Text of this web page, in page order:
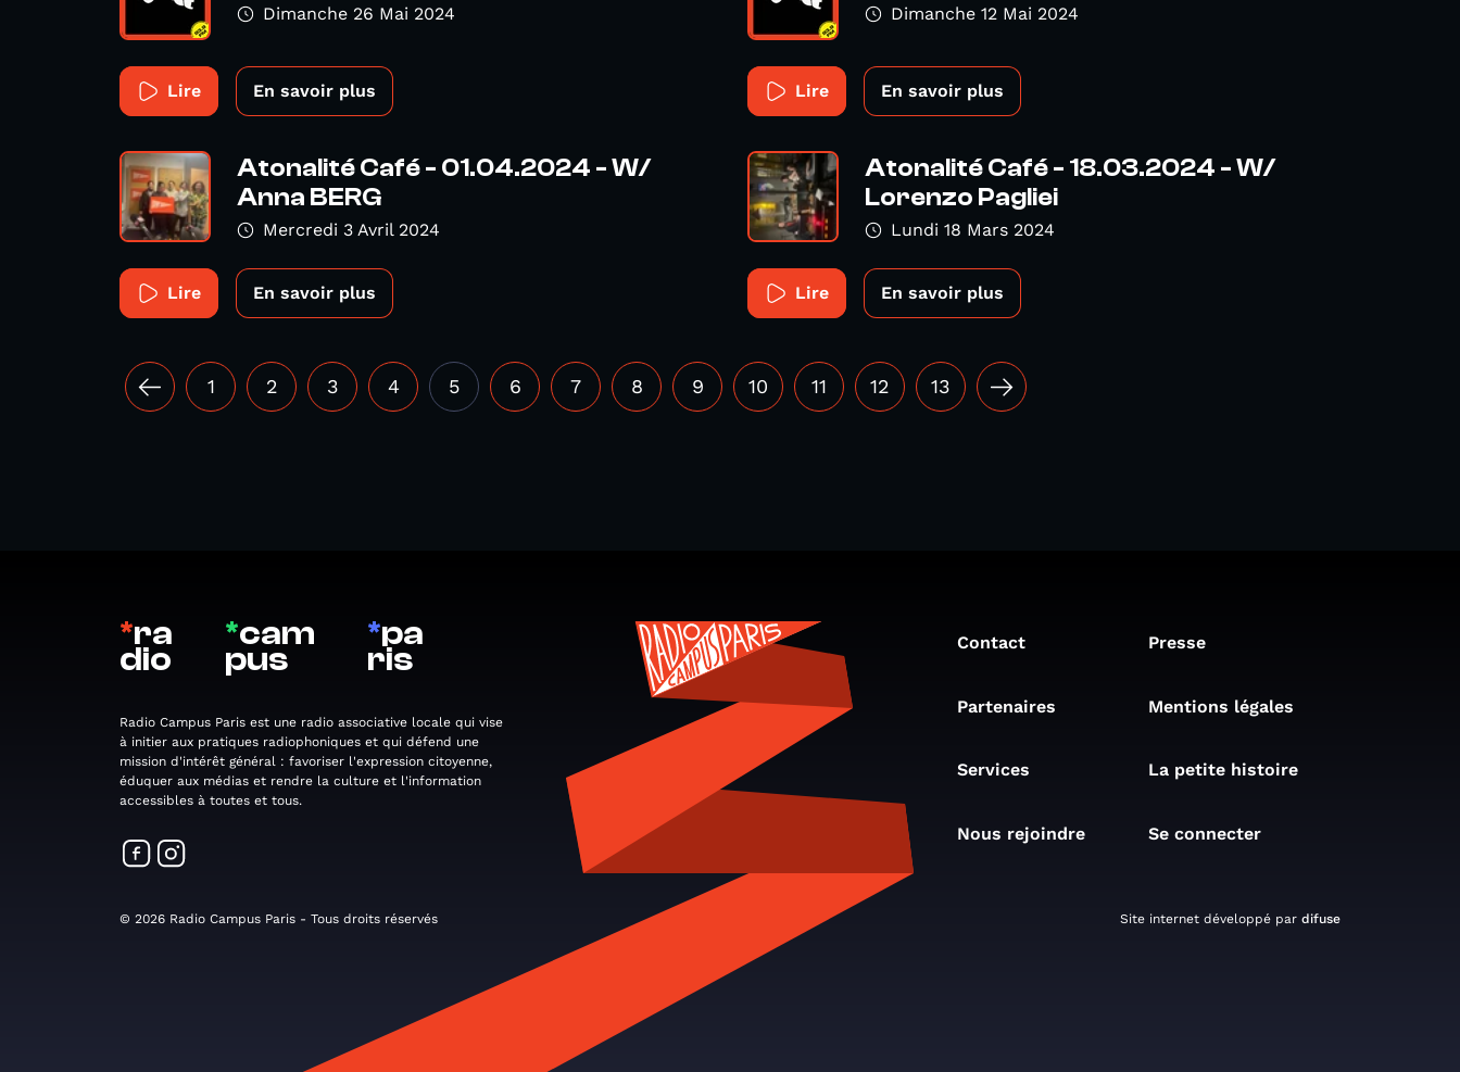
Dimanche 26 Mai 2024
Lire En savoir plus
Dimanche 12 Mai 2024
Lire En savoir plus
Atonalité Café - 01.04.2024 - W/
Anna BERG
Mercredi 3 Avril 2024
Lire En savoir plus
Atonalité Café - 18.03.2024 - W/
Lorenzo Pagliei
Lundi 18 Mars 2024
Lire En savoir plus
1 2 3 4 5 6 7 8 9 10 11 12 13
*ra
dio
*cam
pus
*pa
ris
Radio Campus Paris est une radio associative locale qui vise
à initier aux pratiques radiophoniques et qui défend une
mission d'intérêt général : favoriser l'expression citoyenne,
éduquer aux médias et rendre la culture et l'information
accessibles à toutes et tous.
Contact Presse
Partenaires Mentions légales
Services La petite histoire
Nous rejoindre Se connecter
© 2026 Radio Campus Paris - Tous droits réservés Site internet développé par difuse